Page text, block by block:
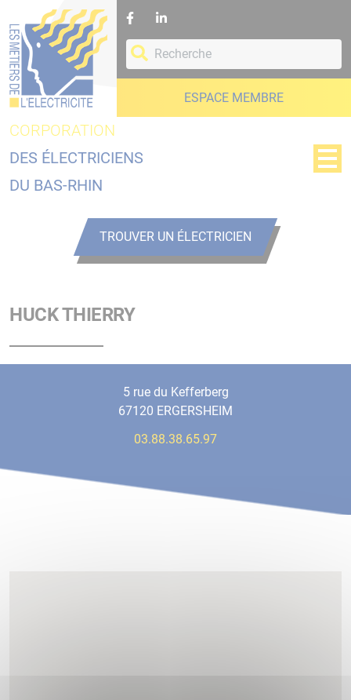
ESPACE MEMBRE
CORPORATION
DES ÉLECTRICIENS
DU BAS-RHIN
TROUVER UN ÉLECTRICIEN
HUCK THIERRY
5 rue du Kefferberg
67120 ERGERSHEIM
03.88.38.65.97
Panneau de gestion des cookies